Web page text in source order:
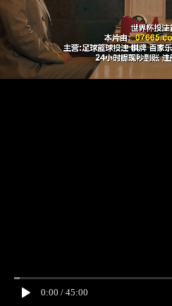
0:00 / 45:00